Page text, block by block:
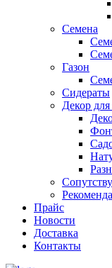
Семена
Газон
Сидераты
Декор для
Прайс
Новости
Доставка
Контакты